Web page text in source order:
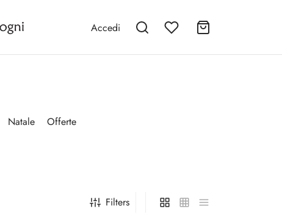
Accedi
Natale
Offerte
Filters